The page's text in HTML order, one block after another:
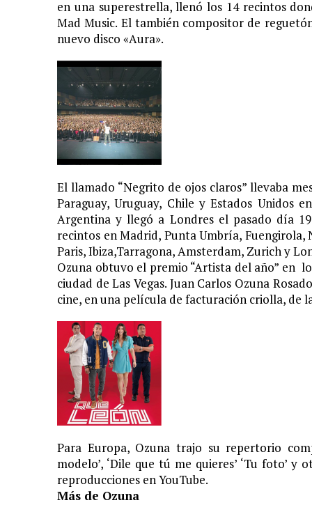
2 FEBRERO, 2026 | XIII GALA DE LOS PREMIOS
1 FEBRERO, 2026 | GANADORES XIII PREMIOS EL COTILLEO 25/26
3 FEBRERO, 2025 | LOS MÁS GUAP@S 2025
2 DICIEMBRE, 2024 | NOMINADOS XII PREMIOS EL COTILLEO
23 NOVIEMBRE, 2024 | PREMIOS EL COTILLEO 24-25
28 ENERO, 2024 | LOS ARTISTAS INVITADOS
1 FEBRERO, 2025 | LA NOCHE DE LOS MEJORES
23 NOVIEMBRE, 2024
RICARDO ARJONA SORPRENDE CON TRES
29 ENERO, 2024 | LOS MAS GUAPOS!
en una superestrella, llenó los 14 recintos
Mad Music. El también compositor de
nuevo disco «Aura».
El llamado “Negrito de ojos claros” llevaba
Paraguay, Uruguay, Chile y Estados Unidos
Argentina y llegó a Londres el pasado día
recintos en Madrid, Punta Umbría, Fuengirola,
Paris, Ibiza,Tarragona, Amsterdam, Zurich y
Ozuna obtuvo el premio “Artista del año” en
ciudad de Las Vegas. Juan Carlos Ozuna
cine, en una película de facturación criolla, de
Para Europa, Ozuna trajo su repertorio
modelo’, ‘Dile que tú me quieres’ ‘Tu foto’
reproducciones en YouTube.
Más de Ozuna